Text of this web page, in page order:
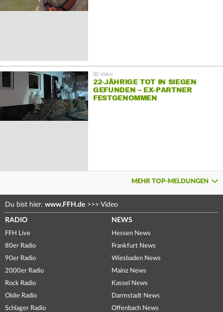
22-JÄHRIGE TOT IN SIEGEN
GEFUNDEN – EX-PARTNER
FESTGENOMMEN
MEHR TOP-MELDUNGEN
Du bist hier: www.FFH.de >>> Video
RADIO
FFH Live
80er Radio
90er Radio
2000er Radio
Rock Radio
Oldie Radio
Schlager Radio
NEWS
Hessen News
Frankfurt News
Wiesbaden News
Mainz News
Kassel News
Darmstadt News
Offenbach News